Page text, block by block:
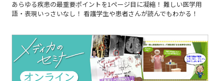
あらゆる疾患の最重要ポイントを1ページ目に凝縮！ 難しい医学用
語・表現いっさいなし！ 看護学生や患者さんが読んでもわかる！